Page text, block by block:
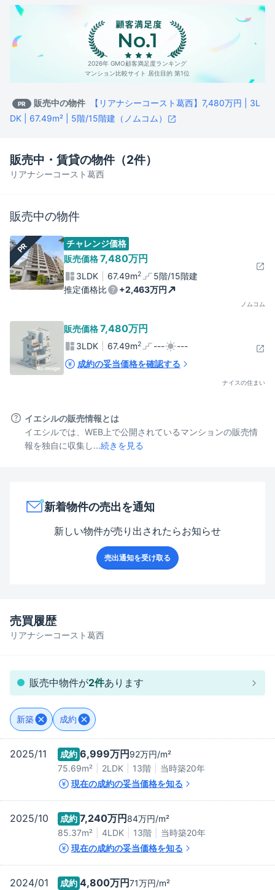
2026年 GMO顧客満足度ランキング
マンション比較サイト 居住目的 第1位
PR 販売中の物件
【リアナシーコースト葛西】7,480万円 | 3L
DK | 67.49m² | 5階/15階建（ノムコム）
リアナシーコースト葛西
販売中・賃貸の物件（2件）
販売中の物件
PR
チャレンジ価格
販売価格7,480万円
3LDK 67.49m2
5階/15階建
推定価格比
+2,463万円
ノムコム
販売価格7,480万円
3LDK 67.49m2 ---
---
成約の妥当価格を確認する
ナイスの住まい
イエシルの販売情報とは
イエシルでは、WEB上で公開されているマンションの販売情
報を独自に収集し...続きを見る
新着物件の売出を通知
新しい物件が売り出されたらお知らせ
売出通知を受け取る
リアナシーコースト葛西
売買履歴
販売中物件が2件あります
新築 成約
2025/11 成約 6,999万円 92万円/m²
75.69m²
2LDK 13階 当時築20年
現在の成約の妥当価格を知る
2025/10 成約 7,240万円 84万円/m²
85.37m²
4LDK 13階 当時築20年
現在の成約の妥当価格を知る
2024/01 成約 4,800万円71万円/m²